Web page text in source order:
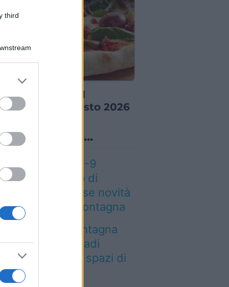
third
grant or
ed eventi del
7-8-9 agosto 2026
sapevi che...
weekend 7-9
il secondo di
porta grosse novità
chi andrà in montagna
località di montagna
attirare nomadi
con case e spazi di
working